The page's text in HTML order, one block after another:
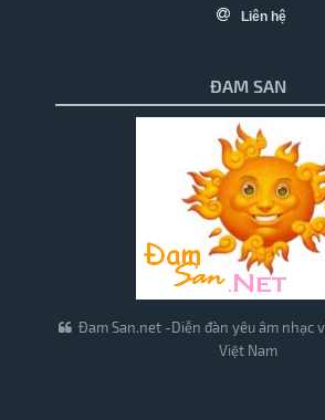
Liên hệ
ĐAM SAN
Đam San.net -Diễn đàn yêu âm nhạc
Việt Nam